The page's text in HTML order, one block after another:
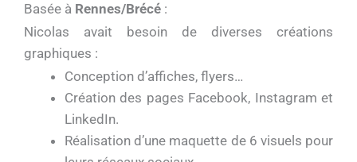
Basée à Rennes/Brécé :
Nicolas avait besoin de diverses créations
graphiques :
Conception d’affiches, flyers…
Création des pages Facebook, Instagram et
LinkedIn.
Réalisation d’une maquette de 6 visuels pour